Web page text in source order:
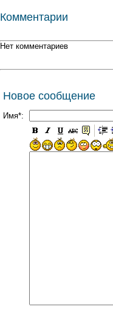
Комментарии
Нет комментариев
Новое сообщение
Имя*: